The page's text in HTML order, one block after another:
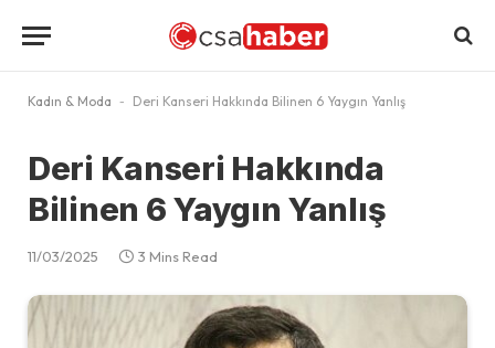
Kadın & Moda - Deri Kanseri Hakkında Bilinen 6 Yaygın Yanlış
Deri Kanseri Hakkında
Bilinen 6 Yaygın Yanlış
11/03/2025 3 Mins Read